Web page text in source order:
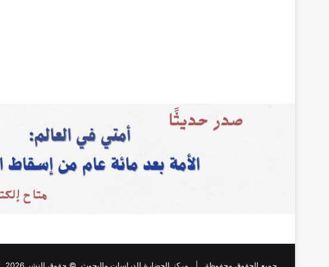
جميع الحقوق محفوظة | مركز الحضارة للدراسات والبحوث , © حقوق النشر 2026